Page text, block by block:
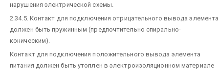
нарушения электрической схемы.
2.34.5. Контакт для подключения отрицательного вывода элемента
должен быть пружинным (предпочтительно спирально-
коническим).
Контакт для подключения положительного вывода элемента
питания должен быть утоплен в электроизоляционном материале